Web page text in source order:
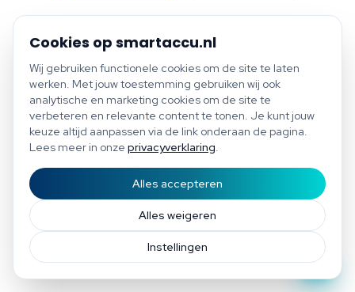
Bespaar tot €1.200 per jaar
Gratis scan of plan direct een afspraak
Cookies op smartaccu.nl
Wij gebruiken functionele cookies om de site te laten
werken. Met jouw toestemming gebruiken wij ook
analytische en marketing cookies om de site te
verbeteren en relevante content te tonen. Je kunt jouw
keuze altijd aanpassen via de link onderaan de pagina.
Lees meer in onze privacyverklaring.
Instellingen
Alles weigeren
Alles accepteren